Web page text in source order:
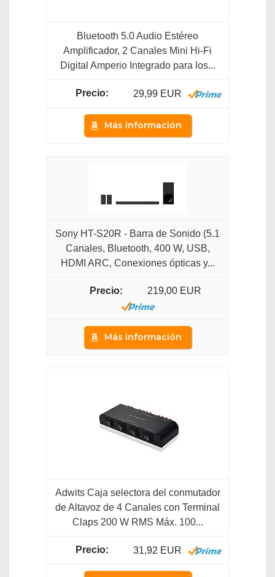
Bluetooth 5.0 Audio Estéreo
Amplificador, 2 Canales Mini Hi-Fi
Digital Amperio Integrado para los...
29,99 EUR
Más información
Sony HT-S20R - Barra de Sonido (5.1
Canales, Bluetooth, 400 W, USB,
HDMI ARC, Conexiones ópticas y...
219,00 EUR
Más información
Adwits Caja selectora del conmutador
de Altavoz de 4 Canales con Terminal
Claps 200 W RMS Máx. 100...
31,92 EUR